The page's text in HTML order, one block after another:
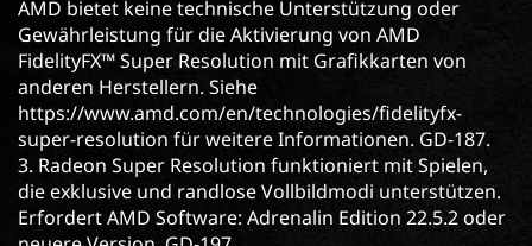
AMD bietet keine technische Unterstützung oder
Gewährleistung für die Aktivierung von AMD
FidelityFX™ Super Resolution mit Grafikkarten von
anderen Herstellern. Siehe
https://www.amd.com/en/technologies/fidelityfx-
super-resolution für weitere Informationen. GD-187.
3. Radeon Super Resolution funktioniert mit Spielen,
die exklusive und randlose Vollbildmodi unterstützen.
Erfordert AMD Software: Adrenalin Edition 22.5.2 oder